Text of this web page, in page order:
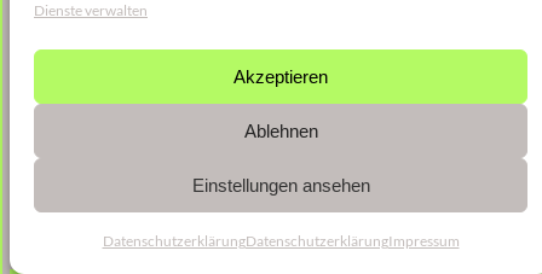
Dienste verwalten
Akzeptieren
Ablehnen
Einstellungen ansehen
DatenschutzerklärungDatenschutzerklärungImpressum